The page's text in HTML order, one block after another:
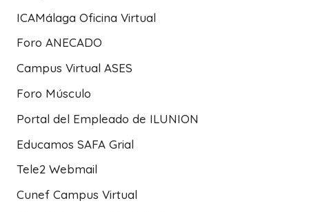
ICAMálaga Oficina Virtual
Foro ANECADO
Campus Virtual ASES
Foro Músculo
Portal del Empleado de ILUNION
Educamos SAFA Grial
Tele2 Webmail
Cunef Campus Virtual